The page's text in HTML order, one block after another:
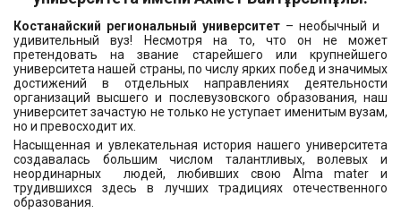
Костанайский региональный университет – необычный и
удивительный вуз! Несмотря на то, что он не может
претендовать на звание старейшего или крупнейшего
университета нашей страны, по числу ярких побед и значимых
достижений в отдельных направлениях деятельности
организаций высшего и послевузовского образования, наш
университет зачастую не только не уступает именитым вузам,
но и превосходит их.
Насыщенная и увлекательная история нашего университета
создавалась большим числом талантливых, волевых и
неординарных людей, любивших свою Alma mater и
трудившихся здесь в лучших традициях отечественного
образования.